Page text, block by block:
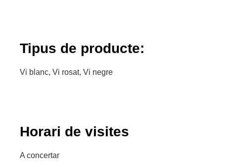
Tipus de producte:
Vi blanc, Vi rosat, Vi negre
Horari de visites
A concertar